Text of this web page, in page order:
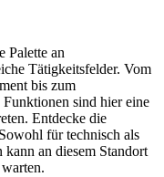
Palette an
Tätigkeitsfelder. Vom
bis zum
sind hier eine
Entdecke die
für technisch als
an diesem Standort